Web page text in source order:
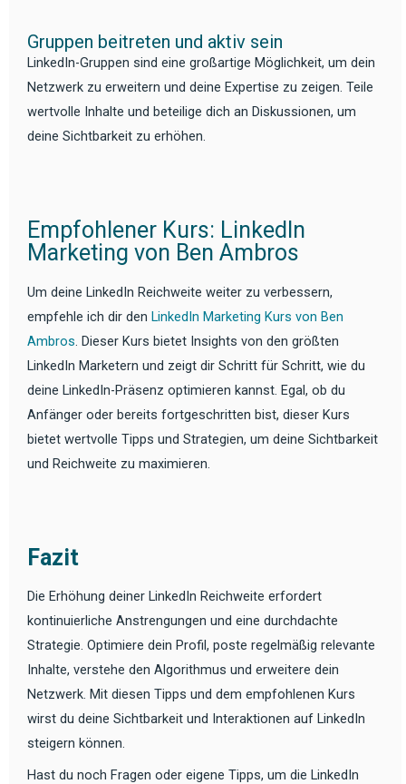
Gruppen beitreten und aktiv sein
LinkedIn-Gruppen sind eine großartige Möglichkeit, um dein
Netzwerk zu erweitern und deine Expertise zu zeigen. Teile
wertvolle Inhalte und beteilige dich an Diskussionen, um
deine Sichtbarkeit zu erhöhen.
Empfohlener Kurs: LinkedIn
Marketing von Ben Ambros
Um deine LinkedIn Reichweite weiter zu verbessern,
empfehle ich dir den LinkedIn Marketing Kurs von Ben
Ambros . Dieser Kurs bietet Insights von den größten
LinkedIn Marketern und zeigt dir Schritt für Schritt, wie du
deine LinkedIn-Präsenz optimieren kannst. Egal, ob du
Anfänger oder bereits fortgeschritten bist, dieser Kurs
bietet wertvolle Tipps und Strategien, um deine Sichtbarkeit
und Reichweite zu maximieren.
Fazit
Die Erhöhung deiner LinkedIn Reichweite erfordert
kontinuierliche Anstrengungen und eine durchdachte
Strategie. Optimiere dein Profil, poste regelmäßig relevante
Inhalte, verstehe den Algorithmus und erweitere dein
Netzwerk. Mit diesen Tipps und dem empfohlenen Kurs
wirst du deine Sichtbarkeit und Interaktionen auf LinkedIn
steigern können.
Hast du noch Fragen oder eigene Tipps, um die LinkedIn